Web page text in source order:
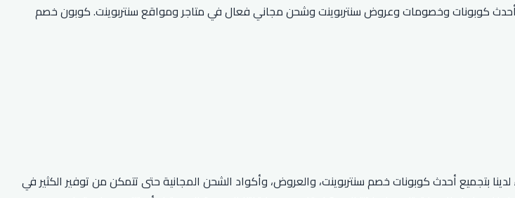
كوبونات وخصومات وعروض سنتربوينت وشحن مجاني فعال في متاجر ومواقع سنتربوينت. كوبون خصم
بتجميع أحدث كوبونات خصم سنتربوينت، والعروض، وأكواد الشحن المجانية حتى تتمكن من توفير الكثير في